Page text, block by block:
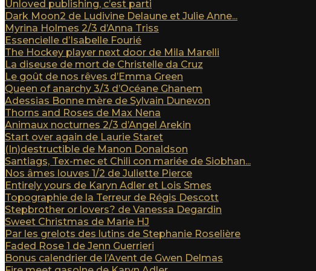
Unloved publishing, c’est parti
Dark Moon2 de Ludivine Delaune et Julie Anne...
Myrina Holmes 2/3 d’Anna Triss
Essencielle d’Isabelle Fourié
The Hockey player next door de Mila Marelli
La diseuse de mort de Christelle da Cruz
Le goût de nos rêves d’Emma Green
Queen of anarchy 3/3 d’Océane Ghanem
Adessias Bonne mère de Sylvain Dunevon
Thorns and Roses de Max Nena
Animaux nocturnes 2/3 d’Angel Arekin
Start over again de Laurie Staret
(In)destructible de Manon Donaldson
Santiags, Tex-mec et Chili con mariée de Siobhan...
Nos âmes louves 1/2 de Juliette Pierce
Entirely yours de Karyn Adler et Lois Smes
Topographie de la Terreur de Régis Descott
Stepbrother or lovers? de Vanessa Degardin
Sweet Christmas de Marie HJ
Par les grelots des lutins de Stephanie Roselière
Faded Rose 1 de Jenn Guerrieri
Bonus calendrier de l’Avent de Gwen Delmas